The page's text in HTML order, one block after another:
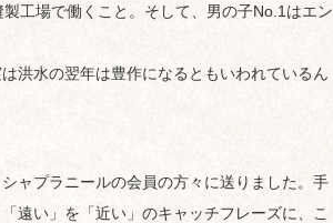
工場で働くこと。そして、男の子No.1はエン
洪水の翌年は豊作になるともいわれているん
ャプラニールの会員の方々に送りました。手
遠い」を「近い」のキャッチフレーズに、こ